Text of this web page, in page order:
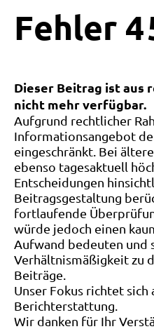
Fehler 4
Dieser Beitrag ist aus
nicht mehr verfügbar.
Aufgrund rechtlicher
Informationsangebot
eingeschränkt. Bei
ebenso tagesaktuell
Entscheidungen
Beitragsgestaltung
fortlaufende
würde jedoch einen
Aufwand bedeuten und
Verhältnismäßigkeit zu
Beiträge.
Unser Fokus richtet
Berichterstattung.
Wir danken für Ihr